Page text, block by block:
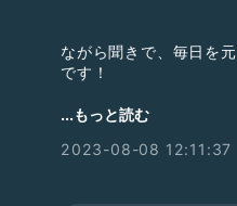
ながら聞きで、毎日を
です！
（からだに関する質問は
...もっと読む
2023-08-08 12:11:37